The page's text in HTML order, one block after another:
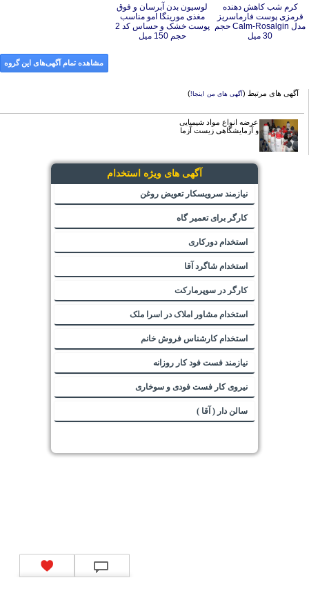
کرم شب کاهش دهنده
قرمزی پوست فارماسریز
مدل Calm-Rosalgin حجم
30 میل
لوسیون بدن آبرسان و فوق
مغذی مورینگا امو مناسب
پوست خشک و حساس کد 2
حجم 150 میل
مشاهده تمام آگهی‌های این گروه
آگهی های مرتبط (آگهی های من اینجا!)
عرضه انواع مواد شیمیایی
و آزمایشگاهی زیست آزما
آگهی های ویژه استخدام
نیازمند سرویسکار تعویض روغن
کارگر برای تعمیر گاه
استخدام دورکاری
استخدام شاگرد آقا
کارگر در سوپرمارکت
استخدام مشاور املاک در اسرا ملک
استخدام کارشناس فروش خانم
نیازمند فست فود کار روزانه
نیروی کار فست فودی و سوخاری
سالن دار ( آقا )